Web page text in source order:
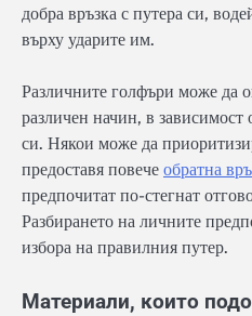
добра връзка с путера си,
върху ударите им.
Различните голфъри може да
различен начин, в
си. Някои може да
предоставя повече обратна
предпочитат по-стегнат
Разбирането на личните
избора на правилния путер.
Материали, които